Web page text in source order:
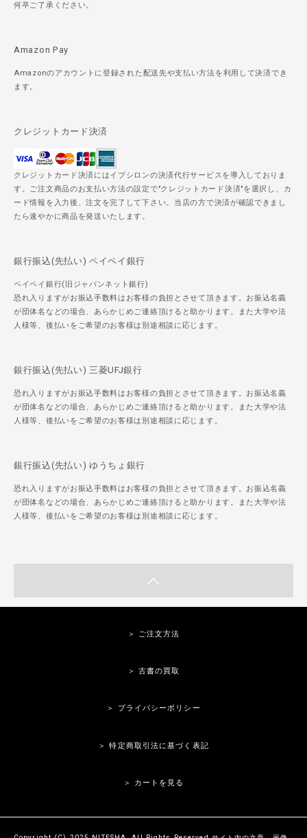
何卒ご了承ください。
Amazon Pay
Amazonのアカウントに登録された配送先や支払い方法を利用して決済でき
ます。
クレジットカード決済
クレジットカード決済にはイプシロンの決済代行サービスを導入しておりま
す。ご注文商品のお支払い方法の設定で"クレジットカード決済"を選択し、カ
ード情報を入力後、注文を完了して下さい。当店の方で決済が確認できまし
たら速やかに商品を発送いたします。
銀行振込(先払い) ペイペイ銀行
ペイペイ銀行(旧ジャパンネット銀行)
恐れ入りますがお振込手数料はお客様の負担とさせて頂きます。お振込名義
が団体名などの場合、あらかじめご連絡頂けると助かります。また大学や法
人様等、後払いをご希望のお客様は別途相談に応じます。
銀行振込(先払い) 三菱UFJ銀行
恐れ入りますがお振込手数料はお客様の負担とさせて頂きます。お振込名義
が団体名などの場合、あらかじめご連絡頂けると助かります。また大学や法
人様等、後払いをご希望のお客様は別途相談に応じます。
銀行振込(先払い) ゆうちょ銀行
恐れ入りますがお振込手数料はお客様の負担とさせて頂きます。お振込名義
が団体名などの場合、あらかじめご連絡頂けると助かります。また大学や法
人様等、後払いをご希望のお客様は別途相談に応じます。
＞ ご注文方法
＞ 古書の買取
＞ プライバシーポリシー
＞ 特定商取引法に基づく表記
＞ カートを見る